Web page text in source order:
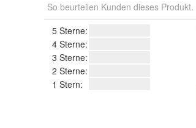
So beurteilen Kunden dieses Produkt.
5 Sterne:
4 Sterne:
3 Sterne:
2 Sterne:
1 Stern: